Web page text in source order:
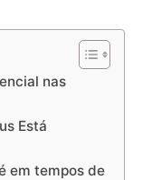
nas
Está
em tempos de